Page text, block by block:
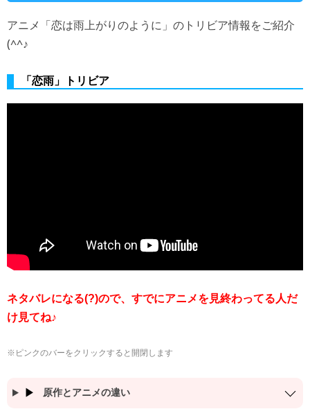
アニメ「恋は雨上がりのように」のトリビア情報をご紹介
(^^♪
「恋雨」トリビア
ネタバレになる(?)ので、すでにアニメを見終わってる人だ
け見てね♪
※ピンクのバーをクリックすると開閉します
原作とアニメの違い